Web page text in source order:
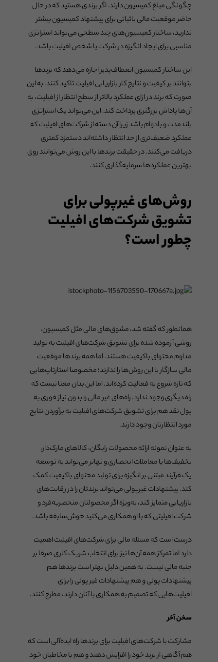
چگونگی مبلغ کمیسیون دارند. اگر برندی هستید که در حال
حاضر موقعیت مالی باثباتی برای پیشنهاد کمیسیون بیشتر
ندارید، ساختار کمیسیون‌های چند سطحی می‌تواند استراتژی
مناسبی برای ایجاد انگیزه در شرکت یا شخص افیلیت باشد.
این ساختار کمیسیون انعطاف‌پذیر اجازه می‌دهد که برندها
بتوانند بر کیفیت و نتایج کار بازاریابی افیلیت تاکید کنند. به این
صورت که برند در ازای عملکرد بالاتر از سطح انتظار از افیلیت، به
آن‌ها پاداش بزرگتری پرداخت کند. این می‌تواند یک استراتژی
بلندمدت و بادوام باشد زیرا آن دسته از شرکت‌های افیلیت که
عملکرد ضعیف‌تری از حد انتظار داشته‌اند دستمزد کمتری
دریافت می‌کنند. در حقیقت برندها با این روش می‌توانند روی
بهترین عملکردها سرمایه‌گذاری کنند.
روش‌های غیرپولی برای
تشویق شرکت‌های افیلیت
چطور است؟
همانطور که گفته شد، مشوق‌های مالی مثل کمیسیون،
روشی آزموده شده برای تشویق شرکت‌های افیلیت به تولید
مداوم محتوای باکیفیت هستند. اما همه برندها موقعیت
مالی سازگار با این روش‌ها را ندارند؛ مخصوصا استارتاپ‌هایی
که تازه شروع به فعالیت کرده‌اند. اما این بدان معنا نیست که
راه دیگری وجود ندارد. راه‌های غیر مالی و بدون نیاز فوری به
پول نقد هم برای تشویق شرکت‌های افیلیت به برآوردن نتایج
مورد انتظارتان وجود دارند.
به عنوان نمونه ارائه محصولات رایگان، کالاهای مارک‌دار،
تخفیف‌ها یا معاملات انحصاری و تهاتر می‌تواند به توسعه
یک فرآیند مبتنی بر انگیزه برای تولید محتوای باکیفیت کمک
کند. پیشنهادات غیرپولی می‌تواند برندتان را در رقابت‌های
بازاریابی متمایز کند، به‌ویژه اگر محصولتان منحصربه‌فرد و
شرکت افیلیتی که با او همکاری می‌کنید خوش‌سابقه باشد.
درست است که مسئله مالی برای شرکت‌های افیلیت اهمیت
دارد اما تمرکز همه آن‌ها نیز برای انتخاب شریک کاری صرفا بر
جنبه مالی نیست. به همین دلیل بهتر است برندها هم
پیشنهادات پولی و هم پیشنهادات غیر پولی را برای
افیلیت‌هایی که تصمیم به همکاری با آنان دارند، مطرح کنند.
سخن آخر
مشارکت با شرکت‌های افیلیت برای برندها راه ایده‌آلی است که
هم آگاهی از برند خود را افزایش دهند و هم با مخاطبان خود